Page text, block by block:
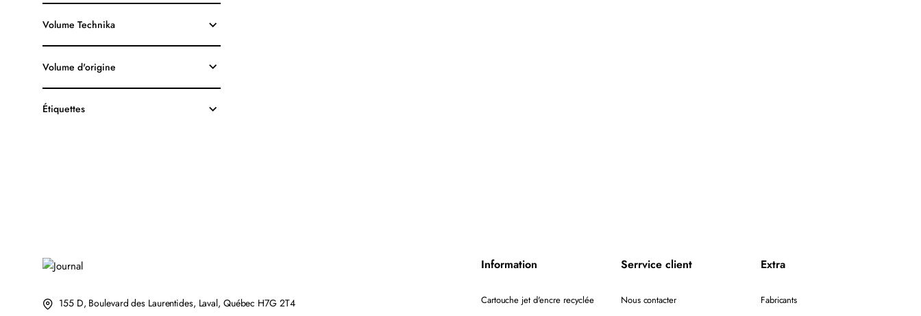
Volume Technika
Volume d'origine
Étiquettes
155 D, Boulevard des Laurentides, Laval, Québec H7G 2T4
Information
Cartouche jet d'encre recyclée
Serrvice client
Nous contacter
Extra
Fabricants